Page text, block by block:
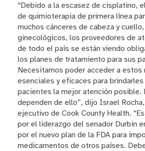
“Debido a la escasez de cisplatino,
de quimioterapia de primera línea
muchos cánceres de cabeza y
ginecológicos, los proveedores de
de todo el país se están viendo
los planes de tratamiento para sus
Necesitamos poder acceder a estos
esenciales y eficaces para
pacientes la mejor atención posible.
dependen de ello”, dijo Israel
ejecutivo de Cook County Health.
por el liderazgo del senador Durbin
por el nuevo plan de la FDA para
medicamentos de otros países.